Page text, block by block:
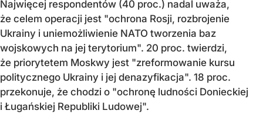
Najwięcej respondentów (40 proc.) nadal uważa,
że celem operacji jest "ochrona Rosji, rozbrojenie
Ukrainy i uniemożliwienie NATO tworzenia baz
wojskowych na jej terytorium". 20 proc. twierdzi,
że priorytetem Moskwy jest "zreformowanie kursu
politycznego Ukrainy i jej denazyfikacja". 18 proc.
przekonuje, że chodzi o "ochronę ludności Donieckiej
i Ługańskiej Republiki Ludowej".